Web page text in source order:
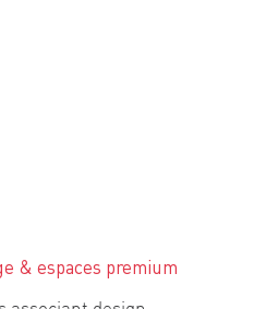
& espaces premium